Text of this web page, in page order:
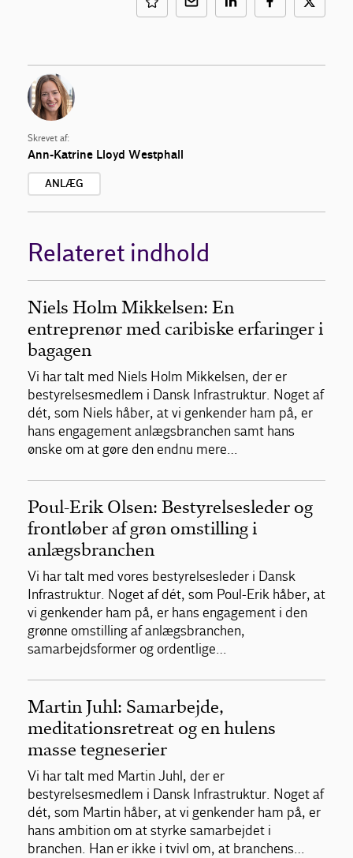
Skrevet af:
Ann-Katrine Lloyd Westphall
ANLÆG
Relateret indhold
Niels Holm Mikkelsen: En
entreprenør med caribiske erfaringer i
bagagen
Vi har talt med Niels Holm Mikkelsen, der er
bestyrelsesmedlem i Dansk Infrastruktur. Noget af
dét, som Niels håber, at vi genkender ham på, er
hans engagement anlægsbranchen samt hans
ønske om at gøre den endnu mere…
Poul-Erik Olsen: Bestyrelsesleder og
frontløber af grøn omstilling i
anlægsbranchen
Vi har talt med vores bestyrelsesleder i Dansk
Infrastruktur. Noget af dét, som Poul-Erik håber, at
vi genkender ham på, er hans engagement i den
grønne omstilling af anlægsbranchen,
samarbejdsformer og ordentlige…
Martin Juhl: Samarbejde,
meditationsretreat og en hulens
masse tegneserier
Vi har talt med Martin Juhl, der er
bestyrelsesmedlem i Dansk Infrastruktur. Noget af
dét, som Martin håber, at vi genkender ham på, er
hans ambition om at styrke samarbejdet i
branchen. Han er ikke i tvivl om, at branchens…